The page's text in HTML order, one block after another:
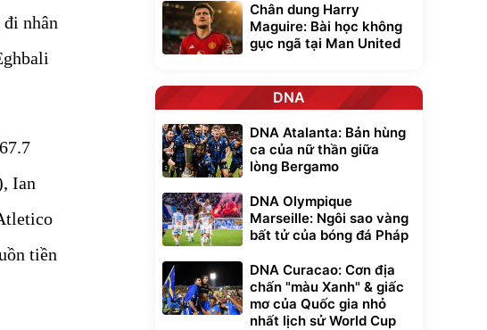
nhân
Ian
tiền
Chân dung Harry
Maguire: Bài học không
gục ngã tại Man United
DNA
DNA Atalanta: Bản hùng
ca của nữ thần giữa
lòng Bergamo
DNA Olympique
Marseille: Ngôi sao vàng
bất tử của bóng đá Pháp
DNA Curacao: Cơn địa
chấn "màu Xanh" & giấc
mơ của Quốc gia nhỏ
nhất lịch sử World Cup